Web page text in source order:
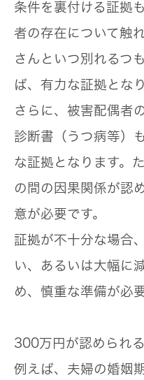
条件を裏付ける証拠
者の存在について触
さんといつ別れるつ
ば、有力な証拠となり
さらに、被害配偶者
診断書（うつ病等）
な証拠となります。
の間の因果関係が認
意が必要です。
証拠が不十分な場合
い、あるいは大幅に
め、慎重な準備が必要
300万円が認められ
例えば、夫婦の婚姻